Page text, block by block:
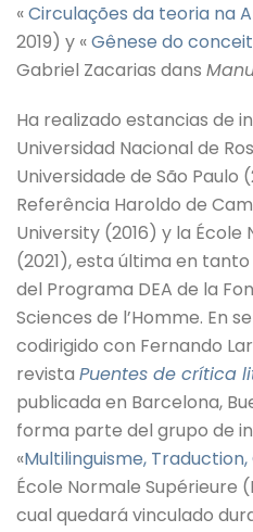
«Circulações da teoria na
2019) y «Gênese do
Gabriel Zacarias dans
Ha realizado estancias de
Universidad Nacional de
Universidade de São Paulo
Referência Haroldo de
University (2016) y la École
(2021), esta última en
del Programa DEA de la
Sciences de l’Homme. En
codirigido con Fernando
revista Puentes de crítica
publicada en Barcelona,
forma parte del grupo de
«Multilinguisme,
École Normale Supérieure
cual quedará vinculado